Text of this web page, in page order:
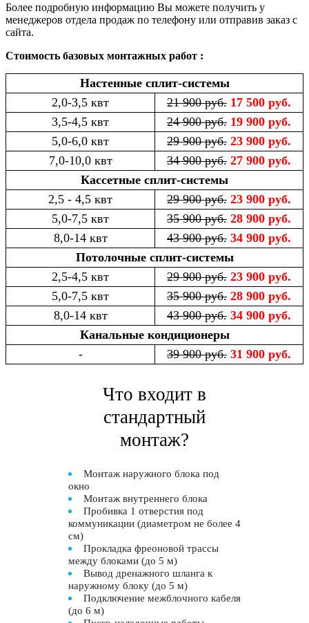
Более подробную информацию Вы можете получить у
менеджеров отдела продаж по телефону или отправив заказ с
сайта.
Стоимость базовых монтажных работ :
Настенные сплит-системы
2,0-3,5 квт
21 900 руб. 17 500 руб.
3,5-4,5 квт
24 900 руб. 19 900 руб.
5,0-6,0 квт
29 900 руб. 23 900 руб.
7,0-10,0 квт
34 900 руб. 27 900 руб.
Кассетные сплит-системы
2,5 - 4,5 квт
29 900 руб. 23 900 руб.
5,0-7,5 квт
35 900 руб. 28 900 руб.
8,0-14 квт
43 900 руб. 34 900 руб.
Потолочные сплит-системы
2,5-4,5 квт
29 900 руб. 23 900 руб.
5,0-7,5 квт
35 900 руб. 28 900 руб.
8,0-14 квт
43 900 руб. 34 900 руб.
Канальные кондиционеры
-
39 900 руб. 31 900 руб.
Что входит в
стандартный
монтаж?
Монтаж наружного блока под
окно
Монтаж внутреннего блока
Пробивка 1 отверстия под
коммуникации (диаметром не более 4
см)
Прокладка фреоновой трассы
между блоками (до 5 м)
Вывод дренажного шланга к
наружному блоку (до 5 м)
Подключение межблочного кабеля
(до 6 м)